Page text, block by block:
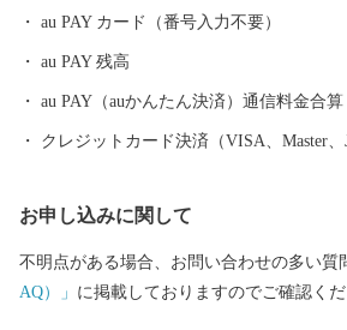
au PAY カード（番号入力不要）
au PAY 残高
au PAY（auかんたん決済）通信料金合算
クレジットカード決済（VISA、Master、
お申し込みに関して
不明点がある場合、お問い合わせの多い質
AQ）」 に掲載しておりますのでご確認くだ